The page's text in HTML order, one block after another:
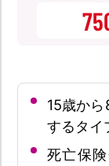
15歳か
するタイ
死亡保